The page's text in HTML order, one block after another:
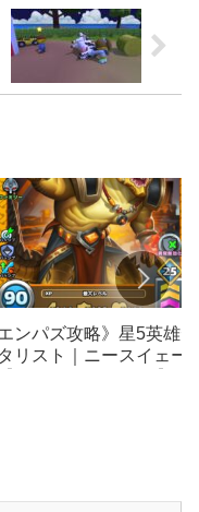
エンパズ攻略》星5英雄デ
リスト｜ニースイェー